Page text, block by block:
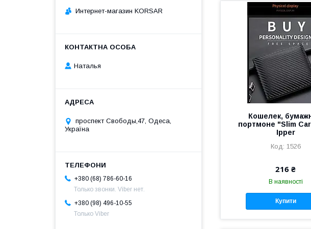
Кошелек,
портмоне "Slim
Ipper
1526
216 ₴
В наявності
Купити
Интернет-магазин KORSAR
Наталья
проспект Свободы,47, Одеса,
Україна
+380 (68) 786-60-16
Только звонки. Viber нет.
+380 (98) 496-10-55
Только Viber